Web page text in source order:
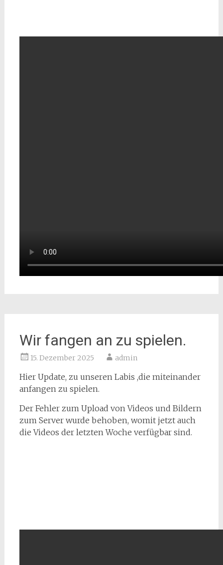
Wir fangen an zu spielen.
15. Dezember 2025 admin
Hier Update, zu unseren Labis ,die miteinander
anfangen zu spielen.
Der Fehler zum Upload von Videos und Bildern
zum Server wurde behoben, womit jetzt auch
die Videos der letzten Woche verfügbar sind.